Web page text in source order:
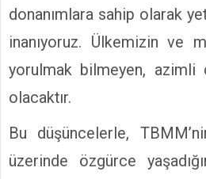
donanımlara sahip olarak
inanıyoruz. Ülkemizin ve
yorulmak bilmeyen, azimli
olacaktır.
Bu düşüncelerle,
üzerinde özgürce